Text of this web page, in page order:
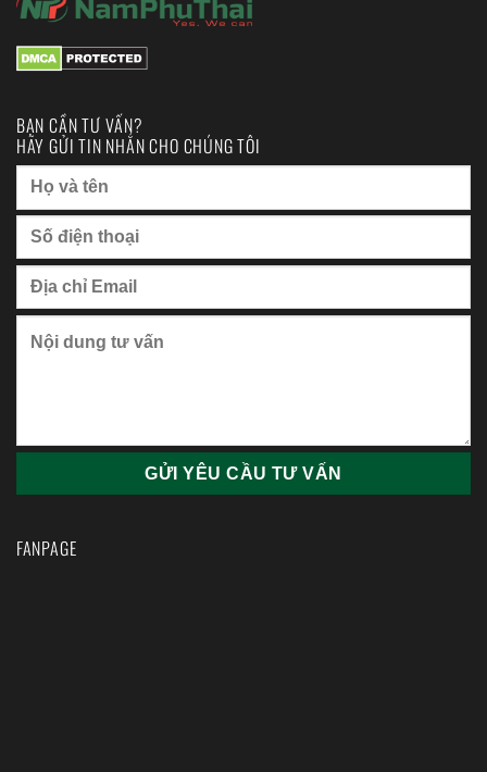
BẠN CẦN TƯ VẤN?
HÃY GỬI TIN NHẮN CHO CHÚNG TÔI
FANPAGE